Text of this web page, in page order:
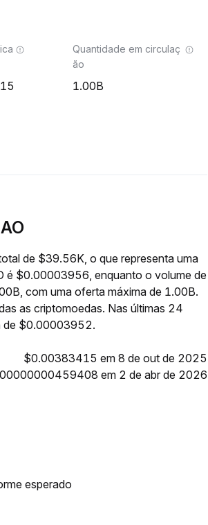
Quantidade em circulaç
ão
1.00B
de $39.56K, o que representa uma
é $0.00003956, enquanto o volume de
com uma oferta máxima de 1.00B.
as criptomoedas. Nas últimas 24
de $0.00003952.
$0.00383415 em 8 de out de 2025
em 2 de abr de 2026
esperado